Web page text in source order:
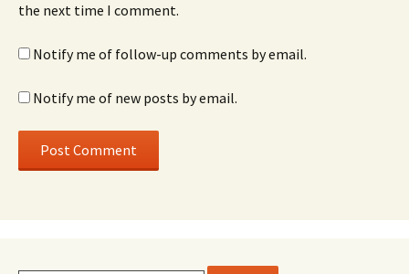
the next time I comment.
Notify me of follow-up comments by email.
Notify me of new posts by email.